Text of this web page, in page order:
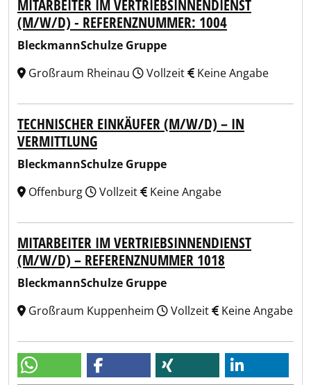
MITARBEITER IM VERTRIEBSINNENDIENST
(M/W/D) - REFERENZNUMMER: 1004
BleckmannSchulze Gruppe
Großraum Rheinau
Vollzeit Keine Angabe
TECHNISCHER EINKÄUFER (M/W/D) – IN
VERMITTLUNG
BleckmannSchulze Gruppe
Offenburg
Vollzeit Keine Angabe
MITARBEITER IM VERTRIEBSINNENDIENST
(M/W/D) – REFERENZNUMMER 1018
BleckmannSchulze Gruppe
Großraum Kuppenheim
Vollzeit Keine Angabe